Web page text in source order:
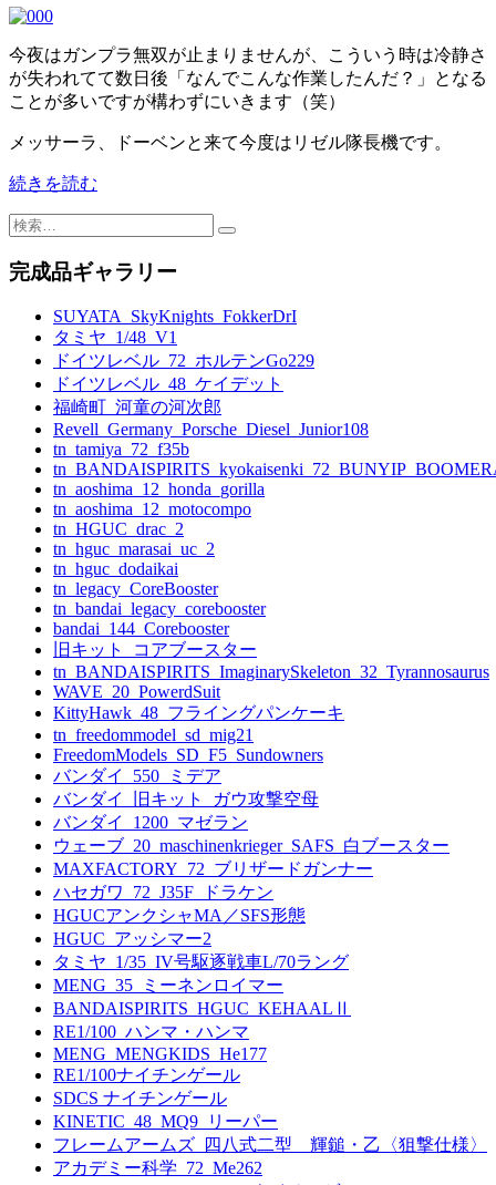
今夜はガンプラ無双が止まりませんが、こういう時は冷静さ
が失われてて数日後「なんでこんな作業したんだ？」となる
ことが多いですが構わずにいきます（笑）
メッサーラ、ドーベンと来て今度はリゼル隊長機です。
続きを読む
検
完成品ギャラリー
SUYATA_SkyKnights_FokkerDrI
タミヤ_1/48_V1
ドイツレベル_72_ホルテンGo229
ドイツレベル_48_ケイデット
福崎町_河童の河次郎
Revell_Germany_Porsche_Diesel_Junior108
tn_tamiya_72_f35b
tn_aoshima_12_honda_gorilla
tn_aoshima_12_motocompo
tn_HGUC_drac_2
tn_hguc_marasai_uc_2
tn_hguc_dodaikai
tn_legacy_CoreBooster
tn_bandai_legacy_corebooster
bandai_144_Corebooster
旧キット_コアブースター
tn_BANDAISPIRITS_ImaginarySkeleton_32_Tyrannosaurus
WAVE_20_PowerdSuit
KittyHawk_48_フライングパンケーキ
tn_freedommodel_sd_mig21
FreedomModels_SD_F5_Sundowners
バンダイ_550_ミデア
バンダイ_旧キット_ガウ攻撃空母
バンダイ_1200_マゼラン
ウェーブ_20_maschinenkrieger_SAFS_白ブースター
MAXFACTORY_72_ブリザードガンナー
ハセガワ_72_J35F_ドラケン
HGUCアンクシャMA／SFS形態
HGUC_アッシマー2
タミヤ_1/35_IV号駆逐戦車L/70ラング
MENG_35_ミーネンロイマー
BANDAISPIRITS_HGUC_KEHAALⅡ
RE1/100_ハンマ・ハンマ
MENG_MENGKIDS_He177
RE1/100ナイチンゲール
SDCS ナイチンゲール
KINETIC_48_MQ9_リーパー
フレームアームズ_四八式二型 輝鎚・乙〈狙撃仕様〉
アカデミー科学_72_Me262